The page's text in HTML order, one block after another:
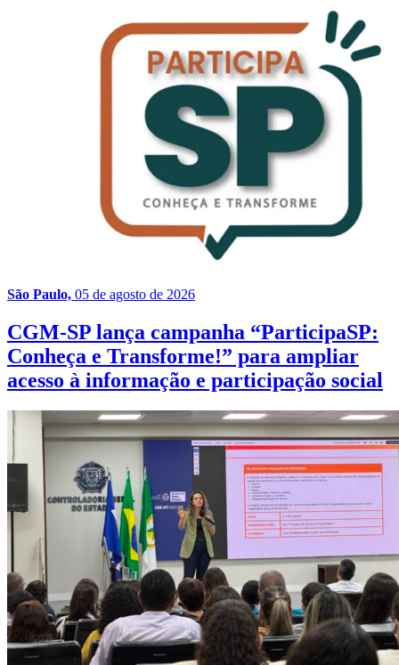
São Paulo, 05 de agosto de 2026
CGM-SP lança campanha “ParticipaSP:
Conheça e Transforme!” para ampliar
acesso à informação e participação social